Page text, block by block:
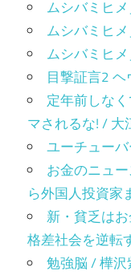
ムシバミヒ
ムシバミヒ
ムシバミヒ
目撃証言2
定年前しな
マされるな! / 大
ユーチュー
お金のニュ
ら外国人投資家
新・貧乏は
格差社会を逆転
勉強脳 / 樺沢